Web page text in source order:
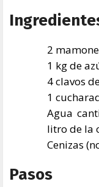
2
1 kg de
4 clavos
1
Agua
litro de la
Cenizas
Pasos